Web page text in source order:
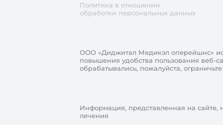
Политика в отношении
обработки персональных данных
ООО «Диджитал Медикэл оперейшнс»
повышения удобства пользования веб-
обрабатывались, пожалуйста,
Информация, представленная на сайте,
лечения